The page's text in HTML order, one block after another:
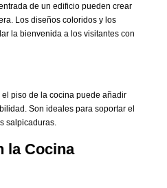
de un edificio pueden crear
Los diseños coloridos y los
la bienvenida a los visitantes con
piso de la cocina puede añadir
Son ideales para soportar el
salpicaduras.
la Cocina